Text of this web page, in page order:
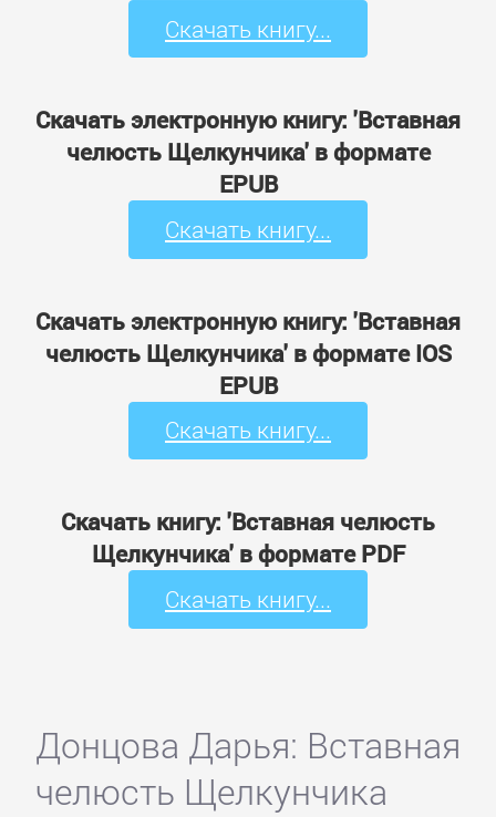
Скачать книгу...
Скачать электронную книгу: 'Вставная
челюсть Щелкунчика' в формате
EPUB
Скачать книгу...
Скачать электронную книгу: 'Вставная
челюсть Щелкунчика' в формате IOS
EPUB
Скачать книгу...
Скачать книгу: 'Вставная челюсть
Щелкунчика' в формате PDF
Скачать книгу...
Донцова Дарья: Вставная
челюсть Щелкунчика